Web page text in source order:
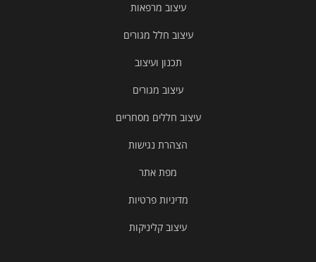
עיצוב מרפאות
עיצוב חלל מגורים
תכנון ועיצוב
עיצוב מגורים
עיצוב חללים מסחריים
הצהרת נגישות
מפת אתר
מדיניות פרטיות
עיצוב קליניקות